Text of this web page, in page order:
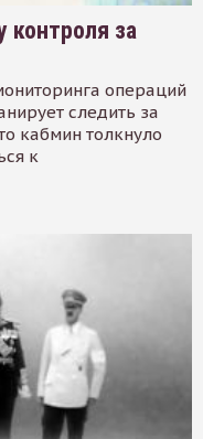
контроля за
операций
следить за
кабмин толкнуло
к